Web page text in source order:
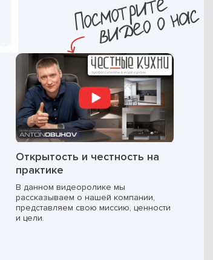
Открытость и честность на
практике
В данном видеоролике мы
рассказываем о нашей компании,
представляем свою миссию, ценности
и цели.